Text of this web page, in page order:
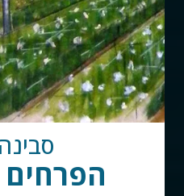
הפרחים